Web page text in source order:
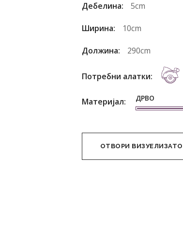
Дебелина: 5cm
Ширина: 10cm
Должина: 290cm
Потребни алатки:
Материјал: ДРВО
ОТВОРИ